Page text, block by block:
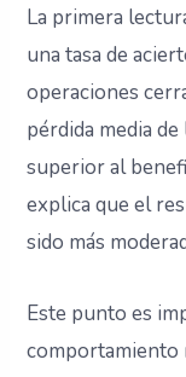
La primera
una tasa de
operaciones
pérdida media
superior al
explica que el
sido más
Este punto es
comportamiento